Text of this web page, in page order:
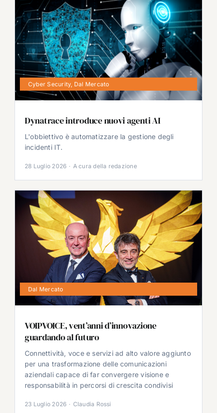
Cyber Security, Dal Mercato
Dynatrace introduce nuovi agenti AI
L'obbiettivo è automatizzare la gestione degli
incidenti IT.
28 Luglio 2026 · A cura della redazione
Dal Mercato
VOIPVOICE, vent’anni d’innovazione
guardando al futuro
Connettività, voce e servizi ad alto valore aggiunto
per una trasformazione delle comunicazioni
aziendali capace di far convergere visione e
responsabilità in percorsi di crescita condivisi
23 Luglio 2026 · Claudia Rossi